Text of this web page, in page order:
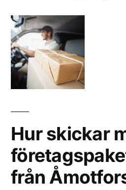
Hur skickar
från